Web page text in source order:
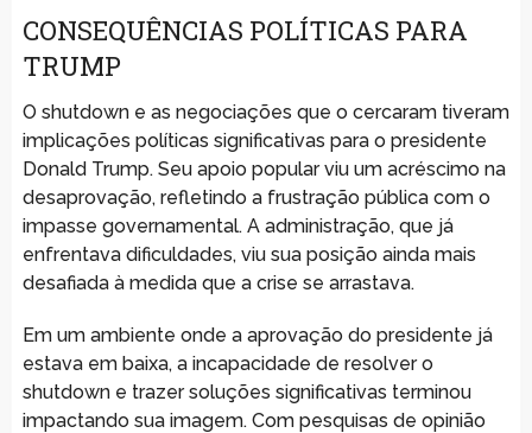
CONSEQUÊNCIAS POLÍTICAS PARA
TRUMP
O shutdown e as negociações que o cercaram tiveram
implicações políticas significativas para o presidente
Donald Trump. Seu apoio popular viu um acréscimo na
desaprovação, refletindo a frustração pública com o
impasse governamental. A administração, que já
enfrentava dificuldades, viu sua posição ainda mais
desafiada à medida que a crise se arrastava.
Em um ambiente onde a aprovação do presidente já
estava em baixa, a incapacidade de resolver o
shutdown e trazer soluções significativas terminou
impactando sua imagem. Com pesquisas de opinião